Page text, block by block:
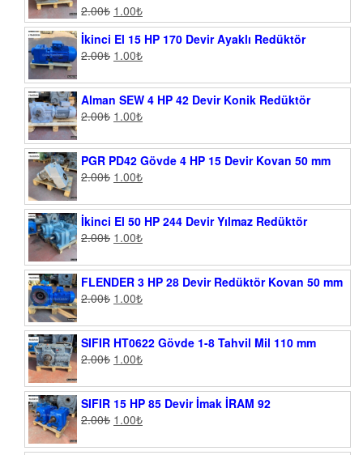
2.00₺ 1.00₺
İkinci El 15 HP 170 Devir Ayaklı Redüktör
2.00₺ 1.00₺
Alman SEW 4 HP 42 Devir Konik Redüktör
2.00₺ 1.00₺
PGR PD42 Gövde 4 HP 15 Devir Kovan 50 mm
2.00₺ 1.00₺
İkinci El 50 HP 244 Devir Yılmaz Redüktör
2.00₺ 1.00₺
FLENDER 3 HP 28 Devir Redüktör Kovan 50 mm
2.00₺ 1.00₺
SIFIR HT0622 Gövde 1-8 Tahvil Mil 110 mm
2.00₺ 1.00₺
SIFIR 15 HP 85 Devir İmak İRAM 92
2.00₺ 1.00₺